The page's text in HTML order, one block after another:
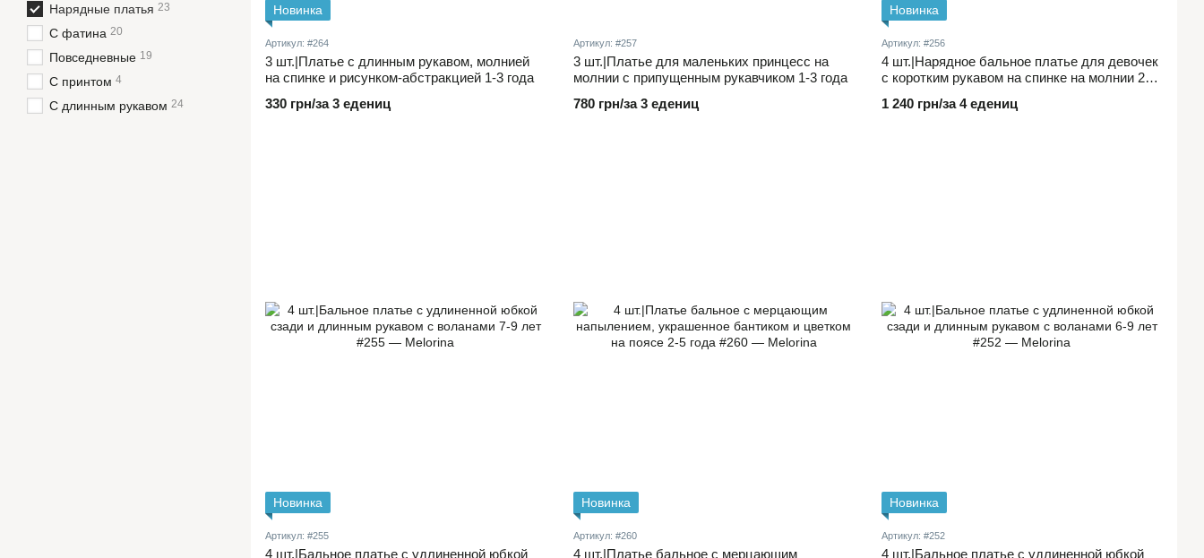
Новинка
Артикул: #264
3 шт.|Платье с длинным рукавом, молнией
на спинке и рисунком-абстракцией 1-3 года
330 грн/за 3 едениц
Артикул: #257
3 шт.|Платье для маленьких принцесс на
молнии с припущенным рукавчиком 1-3 года
780 грн/за 3 едениц
Новинка
Артикул: #256
4 шт.|Нарядное бальное платье для девочек
с коротким рукавом на спинке на молнии 2-5
1 240 грн/за 4 едениц
Новинка
Артикул: #255
4 шт.|Бальное платье с удлиненной юбкой
Новинка
Артикул: #260
4 шт.|Платье бальное с мерцающим
Новинка
Артикул: #252
4 шт.|Бальное платье с удлиненной юбкой
Нарядные платья 23
С фатина 20
Повседневные 19
С принтом 4
С длинным рукавом 24